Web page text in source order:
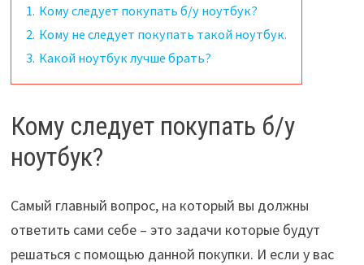
1. Кому следует покупать б/у ноутбук?
2. Кому не следует покупать такой ноутбук.
3. Какой ноутбук лучше брать?
Кому следует покупать б/у
ноутбук?
Самый главный вопрос, на который вы должны
ответить сами себе – это задачи которые будут
решаться с помощью данной покупки. И если у вас